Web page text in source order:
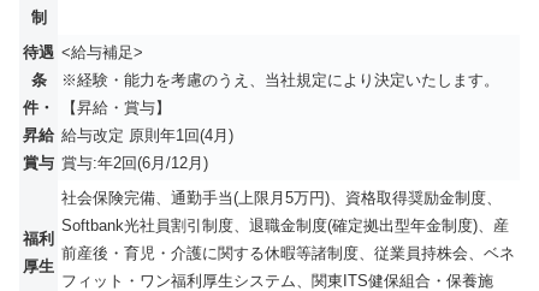
制
待遇
条
件・
昇給
賞与
<給与補足>
※経験・能力を考慮のうえ、当社規定により決定いたします。
【昇給・賞与】
給与改定 原則年1回(4月)
賞与:年2回(6月/12月)
福利
厚生
社会保険完備、通勤手当(上限月5万円)、資格取得奨励金制度、
Softbank光社員割引制度、退職金制度(確定拠出型年金制度)、産
前産後・育児・介護に関する休暇等諸制度、従業員持株会、ベネ
フィット・ワン福利厚生システム、関東ITS健保組合・保養施